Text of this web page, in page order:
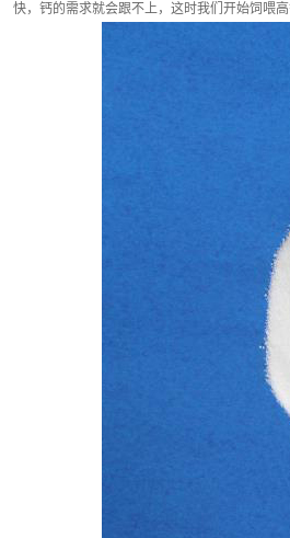
快，钙的需求就会跟不上，这时我们开始饲喂